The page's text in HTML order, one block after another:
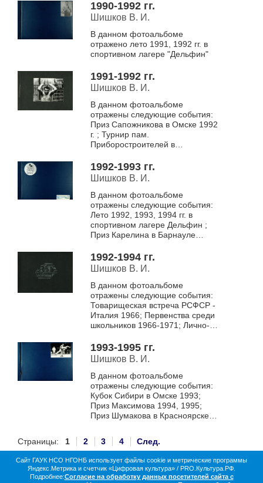
Максимова в Бердске 1991 г. ;
Перв...
1990-1992 гг.
Шишков В. И.
В данном фотоальбоме
отражено лето 1991, 1992 гг. в
спортивном лагере "Дельфин"
1991-1992 гг.
Шишков В. И.
В данном фотоальбоме
отражены следующие события:
Приз Сапожникова в Омске 1992
г. ; Турнир пам.
Приборостроителей в
Карелина в Барнауле 1992 г. ;
Чемпионат РА в Самаре 1992...
1992-1993 гг.
Шишков В. И.
В данном фотоальбоме
отражены следующие события:
Лето 1992, 1993, 1994 гг. в
спортивном лагере Дельфин ;
Приз Карелина в Барнауле
России в Ростове 1993 г. ;
Первенство облас...
1992-1994 гг.
Шишков В. И.
В данном фотоальбоме
отражены следующие события:
Товарищеская встреча РСФСР -
Италия 1966; Первенства среди
школьников 1966-1971; Лично-
молодежи 1967-1971.
1993-1995 гг.
Шишков В. И.
В данном фотоальбоме
отражены следующие события:
Кубок Сибири в Омске 1993;
Приз Максимова 1994, 1995;
Приз Шумакова в Красноярске
Зональный чемпионат России в
Новоалтай...
Страницы: 1 2 3 4 След.
О библиотеке Коллекции
Цифровая жизнь
Документы в оцифровке
Статистика Контакты
Сайт ГАУК НСО НГОНБ использует файлы cookie и метрические программы
Яндекс.Метрика и счетчик «Цифровая культура» / PRO.Культура.РФ.
Подробнее:Согласие на обработку данных посетителей сайта с